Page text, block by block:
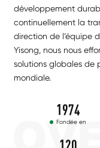
développement
continuellement la
direction de l’équipe
Yisong, nous nous
solutions globales de
mondiale.
1974
Fondée en